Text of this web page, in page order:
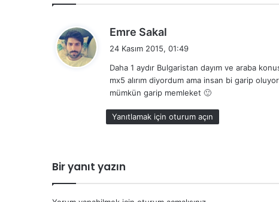
Emre Sakal
i
k
i
:
24 Kasım 2015, 01:49
Daha 1 aydır Bulgaristan dayım ve araba
mx5 alırım diyordum ama insan bi garip
mümkün garip memleket 🙂
Yanıtlamak için oturum açın
Bir yanıt yazın